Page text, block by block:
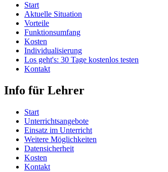
Start
Aktuelle Situation
Vorteile
Funktionsumfang
Kosten
Individualisierung
Los geht's: 30 Tage kostenlos testen
Kontakt
Info für Lehrer
Start
Unterrichtsangebote
Einsatz im Unterricht
Weitere Möglichkeiten
Datensicherheit
Kosten
Kontakt